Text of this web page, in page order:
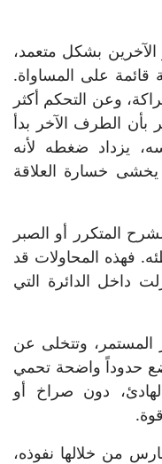
بشكل متعمد،
قائمة على المساواة.
وعن التحكم أكثر
بأن الطرف الآخر بدأ
يزداد ضغطه لأنه
خسارة العلاقة
المتكرر أو الصبر
فهذه المحاولات قد
داخل الدائرة التي
المستمر، وتتخلى عن
حدوداً واضحة تحمي
دون صراخ أو
من خلالها نفوذه،